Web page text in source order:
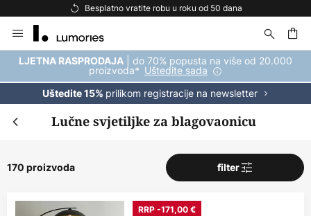
Besplatna dostava za kupnju iznad 69 €
to
Content
LJETNA RASPRODAJA | do 70% popusta na više od 20.000
proizvoda* Uštedite sada
Uštedite 15% prilikom registracije na newsletter
Lučne svjetiljke za blagovaonicu
170 proizvoda filter
RRP -171,00 €